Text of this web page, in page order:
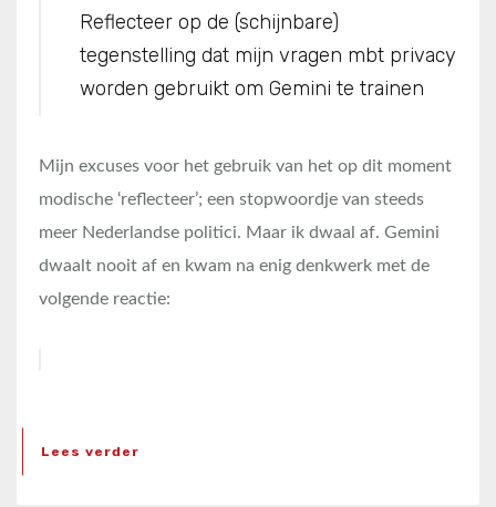
Reflecteer op de (schijnbare)
tegenstelling dat mijn vragen mbt privacy
worden gebruikt om Gemini te trainen
Mijn excuses voor het gebruik van het op dit moment
modische ‘reflecteer’; een stopwoordje van steeds
meer Nederlandse politici. Maar ik dwaal af. Gemini
dwaalt nooit af en kwam na enig denkwerk met de
volgende reactie:
Lees verder